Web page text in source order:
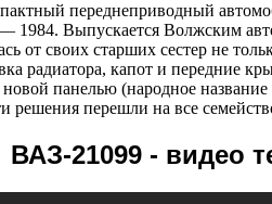
переднеприводный
1984. Выпускается Волжским
от своих старших сестер не
радиатора, капот и передние
новой панелью (народное
решения перешли на все
ВАЗ-21099 - видео